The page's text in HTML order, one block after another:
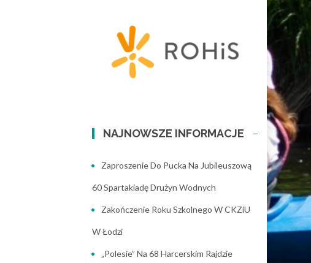
NAJNOWSZE INFORMACJE
Zaproszenie Do Pucka Na Jubileuszową
60 Spartakiadę Drużyn Wodnych
Zakończenie Roku Szkolnego W CKZiU
W Łodzi
„Polesie” Na 68 Harcerskim Rajdzie